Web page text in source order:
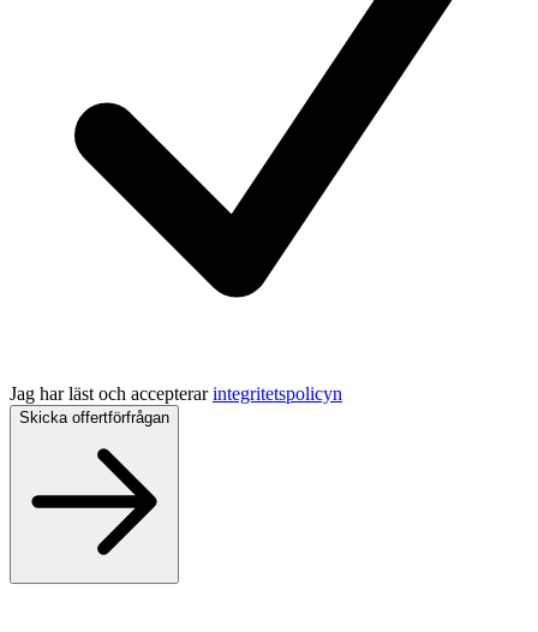
Jag har läst och accepterar integritetspolicyn
Skicka offertförfrågan